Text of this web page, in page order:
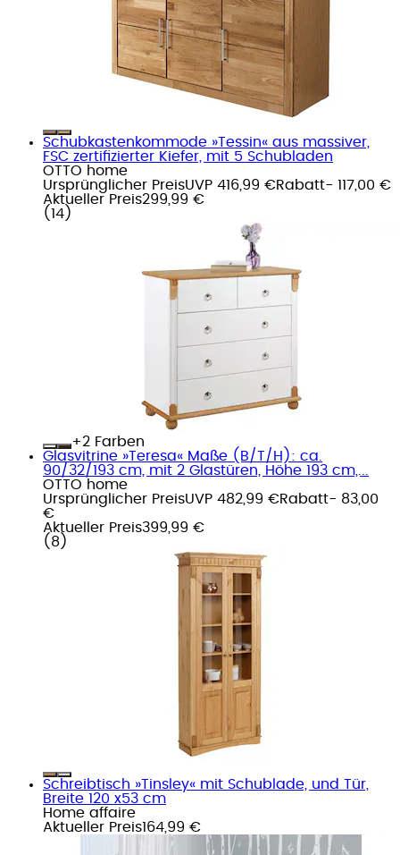
Schubkastenkommode »Tessin« aus massiver,
FSC zertifizierter Kiefer, mit 5 Schubladen
OTTO home
Ursprünglicher PreisUVP 416,99 €Rabatt- 117,00 €
Aktueller Preis299,99 €
( 14 )
+
Farben
Glasvitrine »Teresa« Maße (B/T/H): ca.
90/32/193 cm, mit 2 Glastüren, Höhe 193 cm,...
OTTO home
Ursprünglicher PreisUVP 482,99 €Rabatt- 83,00
€
Aktueller Preis399,99 €
( 8 )
Schreibtisch »Tinsley« mit Schublade, und Tür,
Breite 120 x53 cm
Home affaire
Aktueller Preis164,99 €